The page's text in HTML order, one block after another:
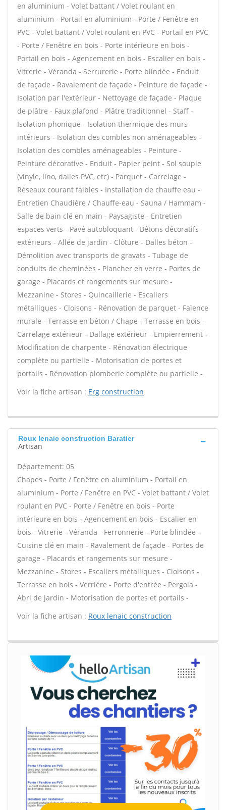
en aluminium - Volet battant / Volet roulant en
aluminium - Portail en aluminium - Porte / Fenêtre en
PVC - Volet battant / Volet roulant en PVC - Portail en PVC
- Porte / Fenêtre en bois - Porte intérieure en bois -
Portail en bois - Agencement en bois - Escalier en bois -
Vitrerie - Véranda - Serrurerie - Porte blindée - Enduit
de façade - Ravalement de façade - Peinture de façade -
Isolation par l'extérieur - Nettoyage de façade - Plaque
de plâtre - Faux plafond - Plâtre traditionnel - Staff -
Isolation phonique - Isolation thermique des murs
intérieurs - Isolation des combles non aménageables -
Isolation des combles aménageables - Peinture -
Peinture décorative - Enduit - Papier peint - Sol souple
(vinyle, lino, dalles PVC, etc) - Parquet - Carrelage -
Réseaux courant faibles - Installation de chauffe eau -
Entretien Chaudière / Chauffe-eau - Sauna / Hammam -
Salle de bain clé en main - Paysagiste - Entretien
espaces verts - Pavé autobloquant - Bétons décoratifs
extérieurs - Allée de jardin - Clôture - Dalles béton -
Démolition avec transports de gravats - Tubage de
conduits de cheminées - Plancher en verre - Portes de
garage - Placards et rangements sur mesure -
Mezzanine - Stores - Quincaillerie - Escaliers
métalliques - Cloisons - Rénovation de parquet - Faïence
murale - Terrasse en béton / Chape - Terrasse en bois -
Carrelage extérieur - Dallage extérieur - Empierrement -
Modification de charpente - Rénovation électrique
complète ou partielle - Motorisation de portes et
portails - Rénovation plomberie complète ou partielle -
Voir la fiche artisan : Erg construction
Roux lenaic construction Baratier
Artisan
Département: 05
Chapes - Porte / Fenêtre en aluminium - Portail en
aluminium - Porte / Fenêtre en PVC - Volet battant / Volet
roulant en PVC - Porte / Fenêtre en bois - Porte
intérieure en bois - Agencement en bois - Escalier en
bois - Vitrerie - Véranda - Ferronnerie - Porte blindée -
Cuisine clé en main - Ravalement de façade - Portes de
garage - Placards et rangements sur mesure -
Mezzanine - Stores - Escaliers métalliques - Cloisons -
Terrasse en bois - Verrière - Porte d'entrée - Pergola -
Abri de jardin - Motorisation de portes et portails -
Voir la fiche artisan : Roux lenaic construction